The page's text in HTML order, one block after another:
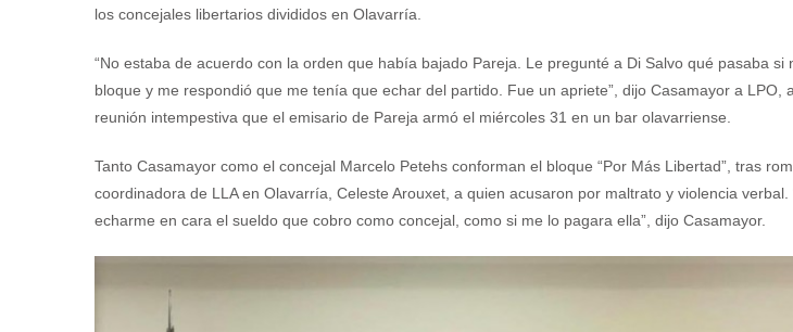
los concejales libertarios divididos en Olavarría.
“No estaba de acuerdo con la orden que había bajado Pareja. Le pregunté a Di Salvo qué pasaba si
bloque y me respondió que me tenía que echar del partido. Fue un apriete”, dijo Casamayor a LPO,
reunión intempestiva que el emisario de Pareja armó el miércoles 31 en un bar olavarriense.
Tanto Casamayor como el concejal Marcelo Petehs conforman el bloque “Por Más Libertad”, tras
coordinadora de LLA en Olavarría, Celeste Arouxet, a quien acusaron por maltrato y violencia verbal.
echarme en cara el sueldo que cobro como concejal, como si me lo pagara ella”, dijo Casamayor.